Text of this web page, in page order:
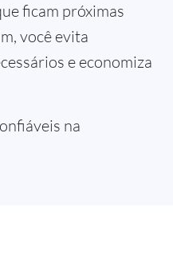
ficam próximas
você evita
e economiza
na